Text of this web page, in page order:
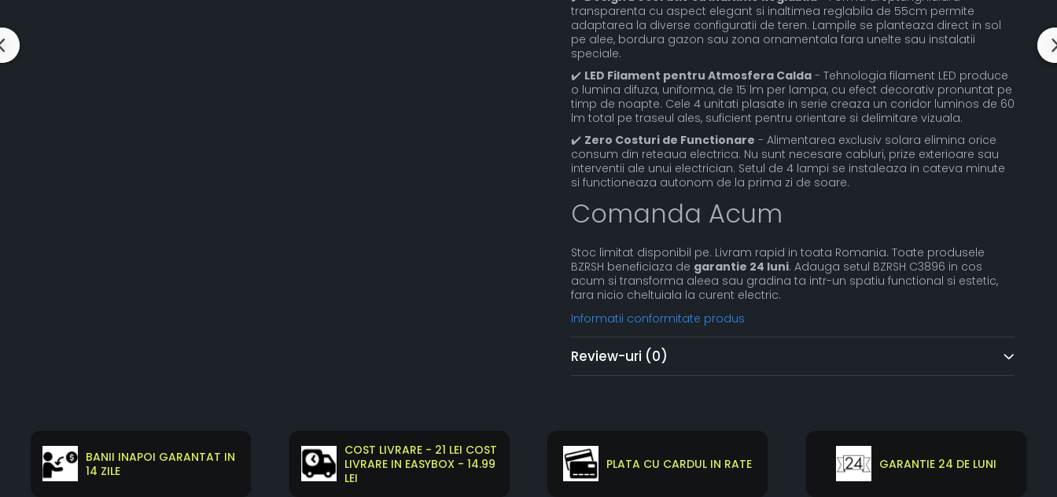
transparenta cu aspect elegant si inaltimea reglabila de 55cm permite
adaptarea la diverse configuratii de teren. Lampile se planteaza direct in sol
pe alee, bordura gazon sau zona ornamentala fara unelte sau instalatii
speciale.
✔️ LED Filament pentru Atmosfera Calda- Tehnologia filament LED produce
o lumina difuza, uniforma, de 15 lm per lampa, cu efect decorativ pronuntat pe
timp de noapte. Cele 4 unitati plasate in serie creaza un coridor luminos de 60
lm total pe traseul ales, suficient pentru orientare si delimitare vizuala.
✔️ Zero Costuri de Functionare - Alimentarea exclusiv solara elimina orice
consum din reteaua electrica. Nu sunt necesare cabluri, prize exterioare sau
interventii ale unui electrician. Setul de 4 lampi se instaleaza in cateva minute
si functioneaza autonom de la prima zi de soare.
Comanda Acum
Stoc limitat disponibil pe. Livram rapid in toata Romania. Toate produsele
BZRSH beneficiaza de garantie 24 luni. Adauga setul BZRSH C3896 in cos
acum si transforma aleea sau gradina ta intr-un spatiu functional si estetic,
fara nicio cheltuiala la curent electric.
Informatii conformitate produs
Review-uri (0)
BANII INAPOI GARANTAT IN
14 ZILE
COST LIVRARE - 21 LEI COST
LIVRARE IN EASYBOX - 14.99
LEI
PLATA CU CARDUL IN RATE GARANTIE 24 DE LUNI